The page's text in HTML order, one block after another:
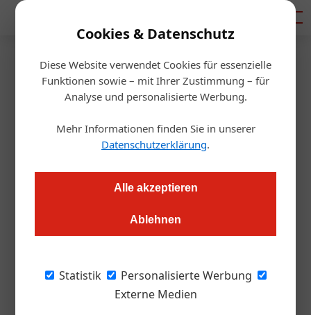
Cookies & Datenschutz
Diese Website verwendet Cookies für essenzielle
Funktionen sowie – mit Ihrer Zustimmung – für
Analyse und personalisierte Werbung.
Mehr Informationen finden Sie in unserer
Datenschutzerklärung.
Alle akzeptieren
Ablehnen
Statistik
Personalisierte Werbung
Externe Medien
Startseite/Gastro & Hotel
Eurest präsentiert erstes Caffè
Ritazza nach neuem Konzept in
Österreich
gebrandeten Caffè Ritazza, das sich im Abflugbereich des
Wiener Flughafens am Gate B befindet.